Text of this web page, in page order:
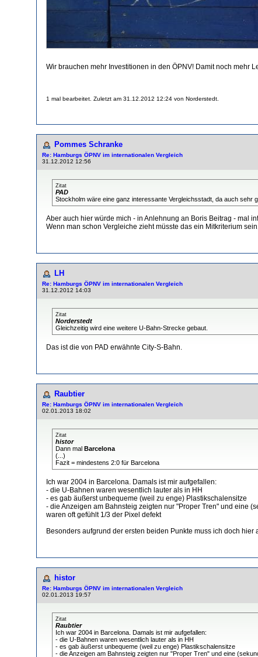
Wir brauchen mehr Investitionen in den ÖPNV! Damit noch mehr
1 mal bearbeitet. Zuletzt am 31.12.2012 12:24 von Norderstedt.
Pommes Schranke
Re: Hamburgs ÖPNV im internationalen Vergleich
31.12.2012 12:56
Zitat
PAD
Stockholm wäre eine ganz interessante Vergleichsstadt, da auch sehr
Aber auch hier würde mich - in Anlehnung an Boris Beitrag - mal
Wenn man schon Vergleiche zieht müsste das ein Mitkriterium sein.
LH
Re: Hamburgs ÖPNV im internationalen Vergleich
31.12.2012 14:03
Zitat
Norderstedt
Gleichzeitig wird eine weitere U-Bahn-Strecke gebaut.
Das ist die von PAD erwähnte City-S-Bahn.
Raubtier
Re: Hamburgs ÖPNV im internationalen Vergleich
02.01.2013 18:02
Zitat
histor
Dann mal Barcelona
(...)
Fazit = mindestens 2:0 für Barcelona
Ich war 2004 in Barcelona. Damals ist mir aufgefallen:
- die U-Bahnen waren wesentlich lauter als in HH
- es gab äußerst unbequeme (weil zu enge) Plastikschalensitze
- die Anzeigen am Bahnsteig zeigten nur "Proper Tren" und eine
waren oft gefühlt 1/3 der Pixel defekt
Besonders aufgrund der ersten beiden Punkte muss ich doch hier
histor
Re: Hamburgs ÖPNV im internationalen Vergleich
02.01.2013 19:57
Zitat
Raubtier
Ich war 2004 in Barcelona. Damals ist mir aufgefallen:
- die U-Bahnen waren wesentlich lauter als in HH
- es gab äußerst unbequeme (weil zu enge) Plastikschalensitze
- die Anzeigen am Bahnsteig zeigten nur "Proper Tren" und eine